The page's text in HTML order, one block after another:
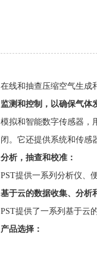
在线和抽查压缩空气生成
监测和控制，以确保气体
模拟和智能数字传感器，
闭。它还提供系统和传感
分析，抽查和校准：
PST提供一系列分析仪、
基于云的数据收集、分析
PST提供了一系列基于云
产品选择：